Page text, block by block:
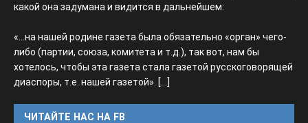
какой она задумана и видится в дальнейшем:
«...на нашей родине газета была обязательно «орган» чего-
либо (партии, союза, комитета и т.д.), так вот, нам бы
хотелось, чтобы эта газета стала газетой русскоговорящей
диаспоры, т.е. нашей газетой». [...]
ЧИТАЙТЕ НАС НА FB